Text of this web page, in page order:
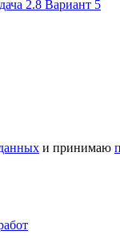
и принимаю